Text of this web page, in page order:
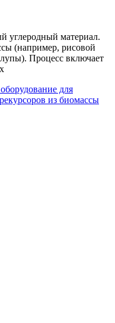
углеродный материал.
(например, рисовой
Процесс включает
для
из биомассы